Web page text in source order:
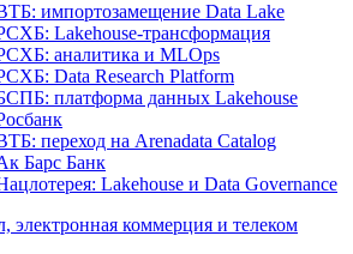
импортозамещение Data Lake
Lakehouse-трансформация
аналитика и MLOps
Data Research Platform
платформа данных Lakehouse
переход на Arenadata Catalog
Барс Банк
Lakehouse и Data Governance
электронная коммерция и телеком